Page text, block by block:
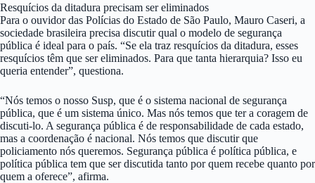
Resquícios da ditadura precisam ser eliminados
Para o ouvidor das Polícias do Estado de São Paulo, Mauro Caseri, a
sociedade brasileira precisa discutir qual o modelo de segurança
pública é ideal para o país. “Se ela traz resquícios da ditadura, esses
resquícios têm que ser eliminados. Para que tanta hierarquia? Isso eu
queria entender”, questiona.
“Nós temos o nosso Susp, que é o sistema nacional de segurança
pública, que é um sistema único. Mas nós temos que ter a coragem de
discuti-lo. A segurança pública é de responsabilidade de cada estado,
mas a coordenação é nacional. Nós temos que discutir que
policiamento nós queremos. Segurança pública é política pública, e
política pública tem que ser discutida tanto por quem recebe quanto por
quem a oferece”, afirma.